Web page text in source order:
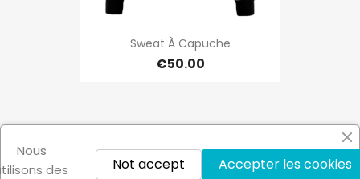
Sweat À Capuche
€50.00
Showing 1-12 of 128 item(s)
1 Next
Nous
des
Accepter les cookies
Not accept